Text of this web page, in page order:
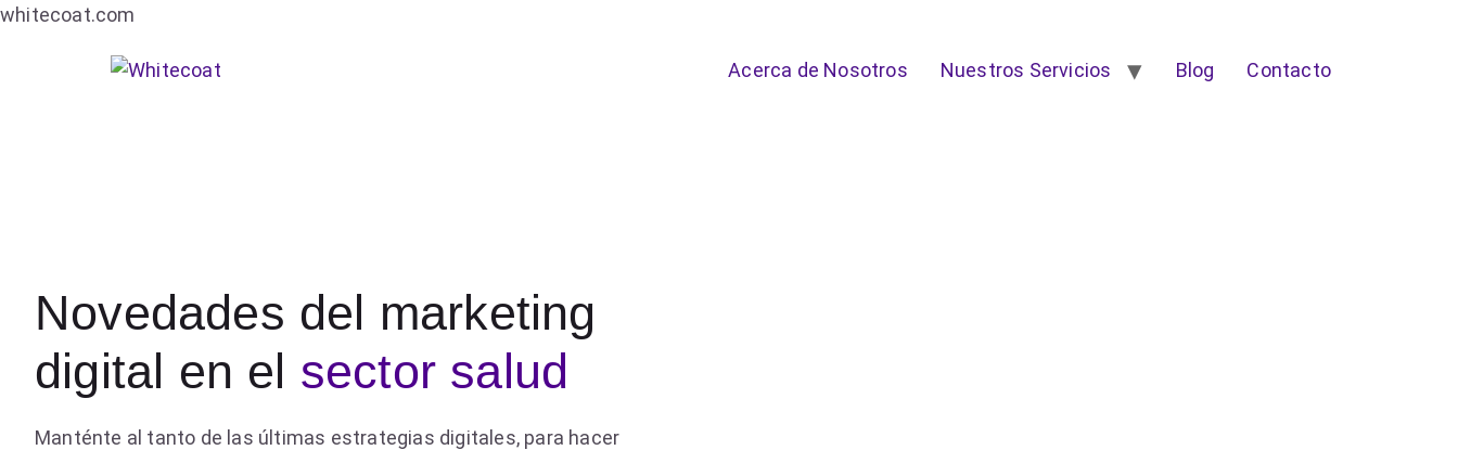
whitecoat.com
Acerca de Nosotros Nuestros Servicios Blog Contacto
Novedades del marketing
digital en el sector salud
Manténte al tanto de las últimas estrategias digitales, para hacer